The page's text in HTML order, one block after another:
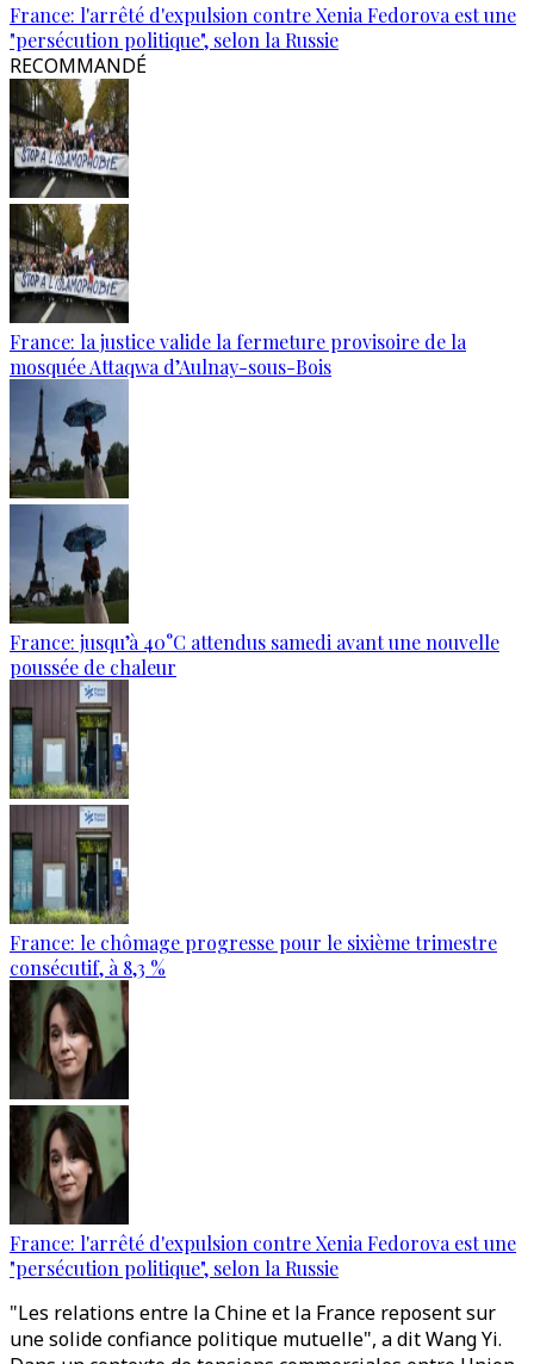
France: l'arrêté d'expulsion contre Xenia Fedorova est une
"persécution politique", selon la Russie
RECOMMANDÉ
France: la justice valide la fermeture provisoire de la
mosquée Attaqwa d’Aulnay-sous-Bois
France: jusqu’à 40°C attendus samedi avant une nouvelle
poussée de chaleur
France: le chômage progresse pour le sixième trimestre
consécutif, à 8,3 %
France: l'arrêté d'expulsion contre Xenia Fedorova est une
"persécution politique", selon la Russie
"Les relations entre la Chine et la France reposent sur
une solide confiance politique mutuelle", a dit Wang Yi.